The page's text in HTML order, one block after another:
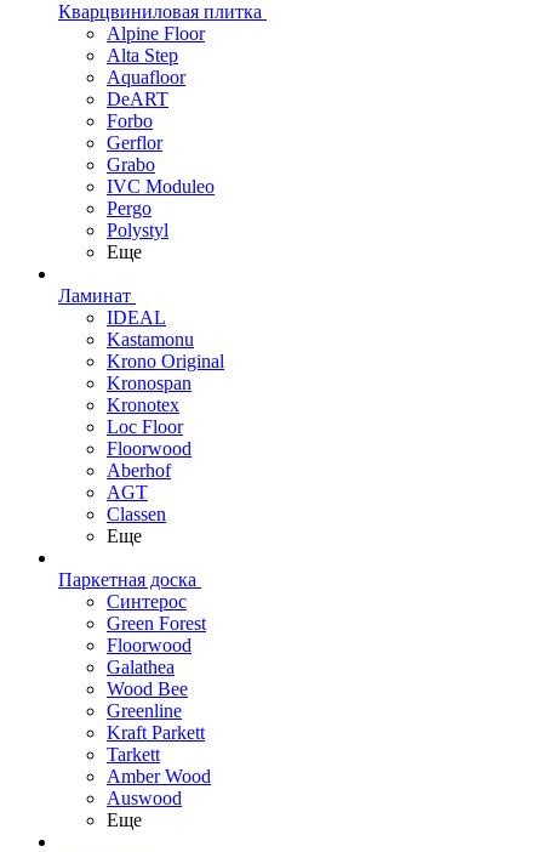
Кварцвиниловая плитка
Alpine Floor
Alta Step
Aquafloor
DeART
Forbo
Gerflor
Grabo
IVC Moduleo
Pergo
Polystyl
Еще
Ламинат
IDEAL
Kastamonu
Krono Original
Kronospan
Kronotex
Loc Floor
Floorwood
Aberhof
AGT
Classen
Еще
Паркетная доска
Синтерос
Green Forest
Floorwood
Galathea
Wood Bee
Greenline
Kraft Parkett
Tarkett
Amber Wood
Auswood
Еще